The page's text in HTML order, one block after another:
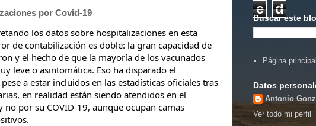
por Covid-19
los datos sobre hospitalizaciones en esta
de contabilización es doble: la gran capacidad de
y el hecho de que la mayoría de los vacunados
leve o asintomática. Eso ha disparado el
a estar incluidos en las estadísticas oficiales tras
en realidad están siendo atendidos en el
por su COVID-19, aunque ocupan camas
e
d
Buscar este
Página principal
Datos
Antonio
Ver todo mi perfil